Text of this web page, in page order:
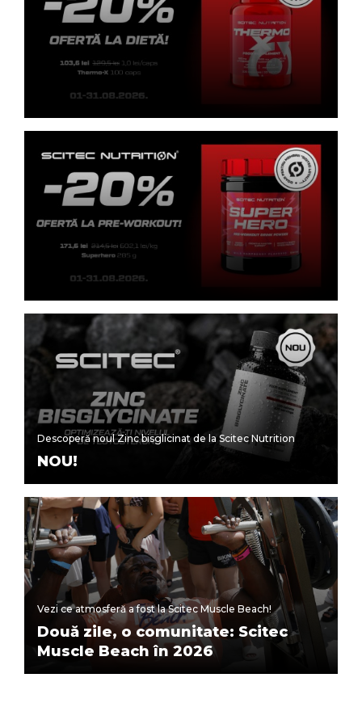
Descoperă noul Zinc bisglicinat de la Scitec Nutrition
NOU!
Vezi ce atmosferă a fost la Scitec Muscle Beach!
Două zile, o comunitate: Scitec
Muscle Beach în 2026